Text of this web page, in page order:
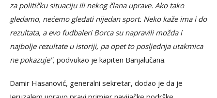
za političku situaciju ili nekog člana uprave. Ako tako
gledamo, nećemo gledati nijedan sport. Neko kaže ima i do
rezultata, a evo fudbaleri Borca su napravili možda i
najbolje rezultate u istoriji, pa opet to posljednja utakmica
ne pokazuje", podvukao je kapiten Banjalučana.
Damir Hasanović, generalni sekretar, dodao je da je